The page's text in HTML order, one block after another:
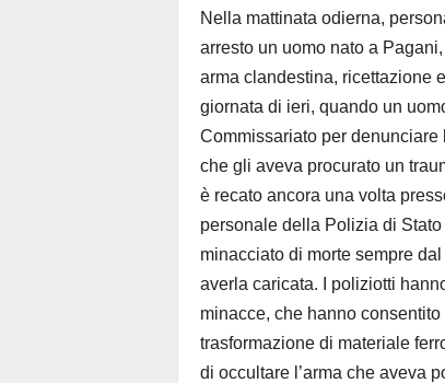
Nella mattinata odierna,
arresto un uomo nato a
arma clandestina, ricettazione
giornata di ieri, quando un
Commissariato per denunciare
che gli aveva procurato un
è recato ancora una volta
personale della Polizia di
minacciato di morte sempre
averla caricata. I poliziotti
minacce, che hanno
trasformazione di materiale
di occultare l’arma che aveva